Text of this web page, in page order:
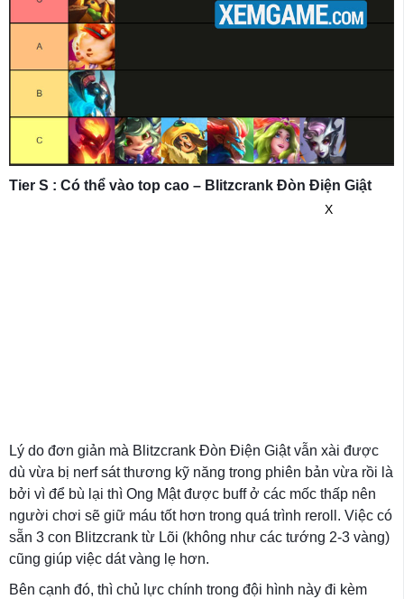
Tier S : Có thể vào top cao – Blitzcrank Đòn Điện Giật
X
Lý do đơn giản mà Blitzcrank Đòn Điện Giật vẫn xài được
dù vừa bị nerf sát thương kỹ năng trong phiên bản vừa rồi là
bởi vì để bù lại thì Ong Mật được buff ở các mốc thấp nên
người chơi sẽ giữ máu tốt hơn trong quá trình reroll. Việc có
sẵn 3 con Blitzcrank từ Lõi (không như các tướng 2-3 vàng)
cũng giúp việc dát vàng lẹ hơn.
Bên cạnh đó, thì chủ lực chính trong đội hình này đi kèm